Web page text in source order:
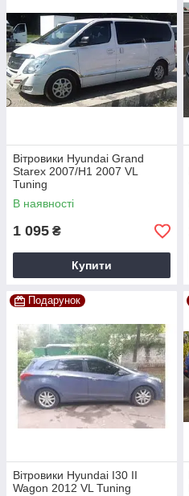
Вітровики Hyundai Grand
Starex 2007/H1 2007 VL
Tuning
В наявності
1 095 ₴
Купити
Подарунок
Вітровики Hyundai I30 II
Wagon 2012 VL Tuning